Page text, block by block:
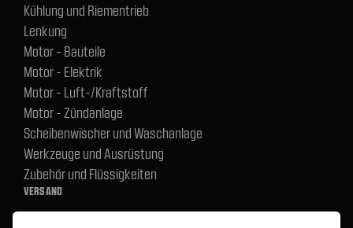
Kühlung und Riementrieb
Lenkung
Motor - Bauteile
Motor - Elektrik
Motor - Luft-/Kraftstoff
Motor - Zündanlage
Scheibenwischer und Waschanlage
Werkzeuge und Ausrüstung
Zubehör und Flüssigkeiten
VERSAND